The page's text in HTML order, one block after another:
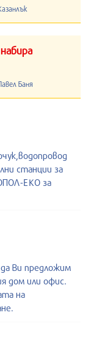
Баня
станции за
ЕКО за
Ви предложим
дом или офис.
на